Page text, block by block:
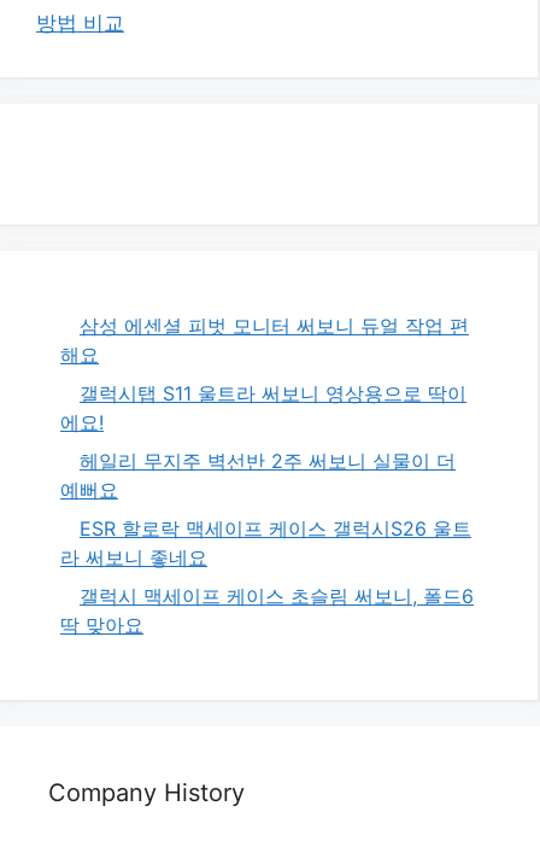
방법 비교
삼성 에센셜 피벗 모니터 써보니 듀얼 작업 편
해요
갤럭시탭 S11 울트라 써보니 영상용으로 딱이
에요!
헤일리 무지주 벽선반 2주 써보니 실물이 더
예뻐요
ESR 할로락 맥세이프 케이스 갤럭시S26 울트
라 써보니 좋네요
갤럭시 맥세이프 케이스 초슬림 써보니, 폴드6
딱 맞아요
Company History